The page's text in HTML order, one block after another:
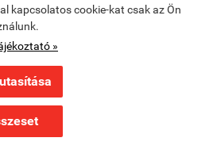
kapcsolatos cookie-kat csak az Ön
»
Adatkezelési tájékoztató
készítésa StartÜzlettel.